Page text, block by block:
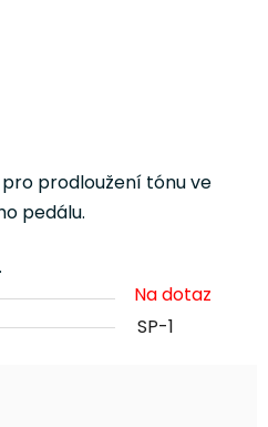
pro prodloužení tónu ve
pedálu.
Na dotaz
SP-1